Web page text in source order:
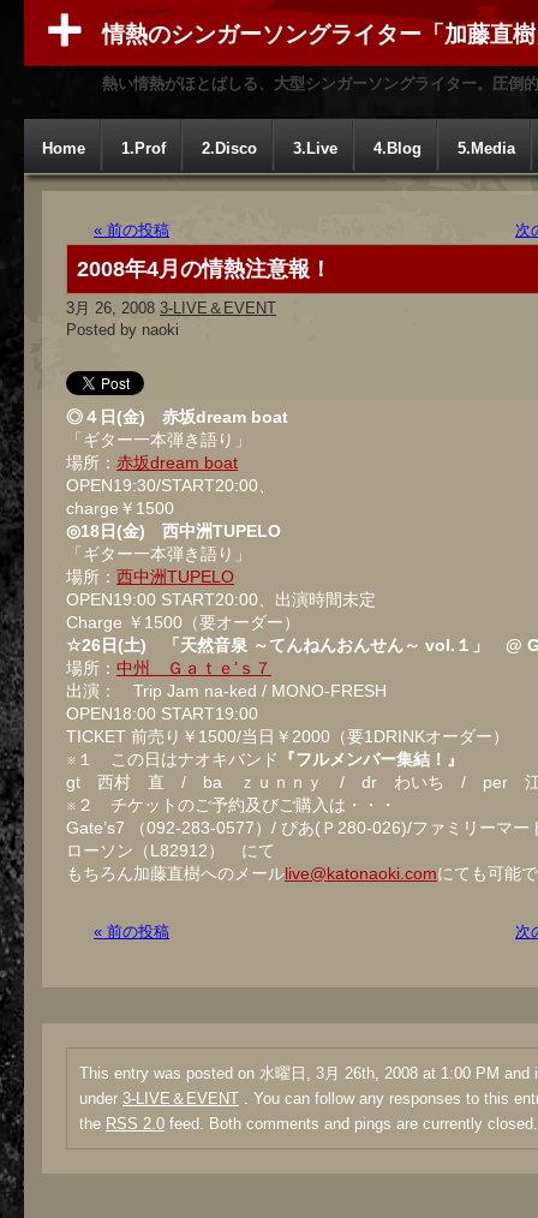
情熱のシンガーソングライター「加藤直
熱い情熱がほとばしる、大型シンガーソングライター。圧倒
Home 1.Prof 2.Disco 3.Live 4.Blog 5.Media
« 前の投稿 次
2008年4月の情熱注意報！
3月 26, 2008 3-LIVE＆EVENT
Posted by naoki
◎４日(金) 赤坂dream boat
「ギター一本弾き語り」
場所： 赤坂dream boat
OPEN19:30/START20:00、
charge￥1500
◎18日(金) 西中洲TUPELO
「ギター一本弾き語り」
場所： 西中洲TUPELO
OPEN19:00 START20:00、出演時間未定
Charge ￥1500（要オーダー）
☆26日(土) 「天然音泉 ～てんねんおんせん～ vol.１」 @
場所： 中州 Ｇａｔｅ’ｓ７
出演： Trip Jam na-ked / MONO-FRESH
OPEN18:00 START19:00
TICKET 前売り￥1500/当日￥2000（要1DRINKオーダー）
※１ この日はナオキバンド
『フルメンバー集結！』
gt 西村 直 / ba ｚｕｎｎｙ / dr わいち / per 江
※２ チケットのご予約及びご購入は・・・
Gate’s7 （092-283-0577）/ ぴあ(Ｐ280-026)/ファミリーマー
ローソン（L82912） にて
もちろん加藤直樹へのメールlive@katonaoki.comにても可能
« 前の投稿 次
This entry was posted on 水曜日, 3月 26th, 2008 at 1:00 PM and
under 3-LIVE＆EVENT . You can follow any responses to this
the RSS 2.0 feed. Both comments and pings are currently closed.